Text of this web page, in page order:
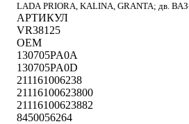
LADA PRIORA, KALINA, GRANTA; дв.
АРТИКУЛ
VR38125
OEM
130705PA0A
130705PA0D
211161006238
21116100623800
21116100623882
8450056264